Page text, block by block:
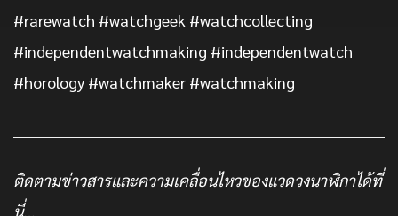
#rarewatch #watchgeek #watchcollecting
#independentwatchmaking #independentwatch
#horology #watchmaker #watchmaking
ติดตามข่าวสารและความเคลื่อนไหวของแวดวงนาฬิกาได้ที่
นี่…